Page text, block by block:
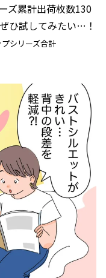
ズ累計出荷枚数130
ひ試してみたい…！
シリーズ合計